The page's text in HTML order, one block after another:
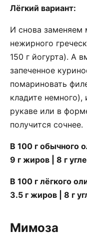
Лёгкий вариант:
И снова заменяем
нежирного
150 г йогурта). А
запеченное
помариновать
кладите немного),
рукаве или в
получится сочнее.
В 100 г обычного
9 г жиров | 8 г
В 100 г лёгкого
3.5 г жиров | 8 г
Мимоза